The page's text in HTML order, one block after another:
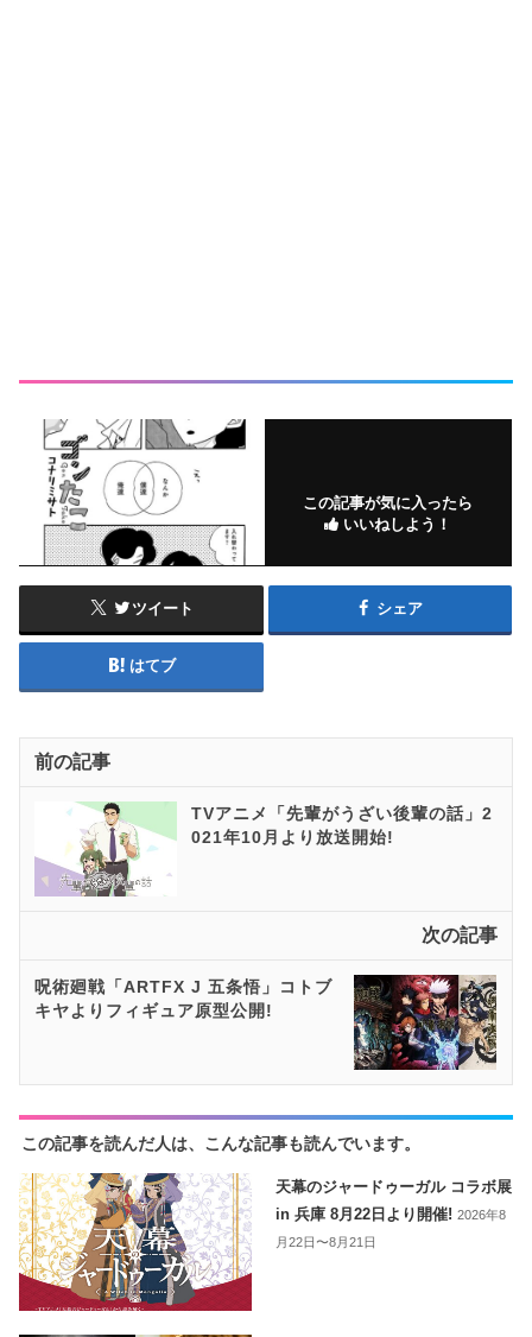
この記事が気に入ったら
いいねしよう！
ツイート シェア
はてブ
前の記事
TVアニメ「先輩がうざい後輩の話」2
021年10月より放送開始!
次の記事
呪術廻戦「ARTFX J 五条悟」コトブ
キヤよりフィギュア原型公開!
この記事を読んだ人は、こんな記事も読んでいます。
天幕のジャードゥーガル コラボ展
in 兵庫 8月22日より開催!2026年8
月22日〜8月21日